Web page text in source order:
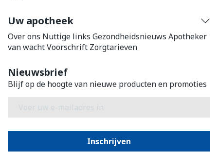
Uw apotheek
Over ons Nuttige links Gezondheidsnieuws Apotheker
van wachtVoorschrift Zorgtarieven
Nieuwsbrief
Blijf op de hoogte van nieuwe producten en promoties
Inschrijven